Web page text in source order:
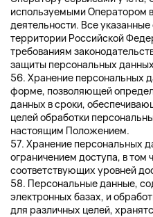
используемыми Оператором
деятельности. Все
территории Российской
требованиям
защиты персональных
56. Хранение персональных
форме, позволяющей
данных в сроки,
целей обработки
настоящим Положением.
57. Хранение персональных
ограничением доступа, в том
соответствующих уровней
58. Персональные данные,
электронных базах, и
для различных целей,